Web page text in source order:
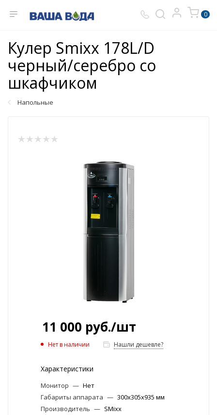
0
Кулер Smixx 178L/D
черный/серебро со
шкафчиком
Напольные
11 000 руб./шт
Нет в наличии Нашли дешевле?
Характеристики
Монитор — Нет
Габариты аппарата — 300х305х935 мм
Производитель — SMixx